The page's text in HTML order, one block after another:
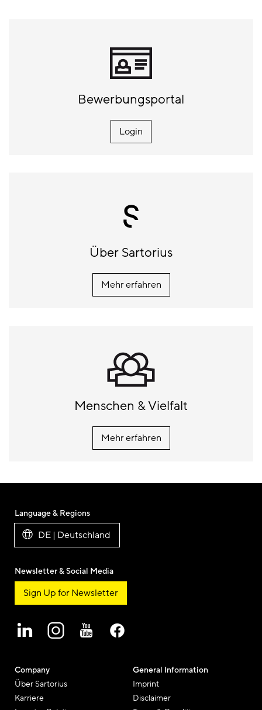
Bewerbungsportal
Login
Über Sartorius
Mehr erfahren
Menschen & Vielfalt
Mehr erfahren
Company
Über Sartorius
Karriere
General Information
Imprint
Disclaimer
Language & Regions
DE | Deutschland
Newsletter & Social Media
Sign Up for Newsletter